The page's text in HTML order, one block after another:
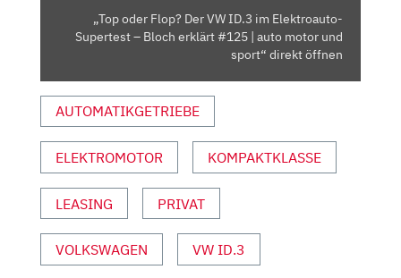
SUPERTEST
#125
AUTO
MOTOR
SPORT“
VON
YOUTUBE
ANZEIGEN
„Top oder Flop? Der VW ID.3 im Elektroauto-
Supertest – Bloch erklärt #125 | auto motor und
sport“ direkt öffnen
AUTOMATIKGETRIEBE
ELEKTROMOTOR KOMPAKTKLASSE
LEASING PRIVAT
VOLKSWAGEN VW ID.3